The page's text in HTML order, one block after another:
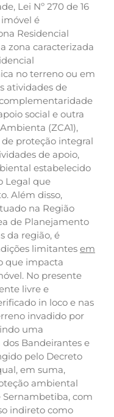
Lei Nº 270 de 16
é
Residencial
zona caracterizada
no terreno ou em
atividades de
social e outra
(ZCA1),
proteção integral
de apoio,
estabelecido
Legal que
Além disso,
na Região
de Planejamento
da região, é
limitantes em
que impacta
No presente
livre e
in loco e nas
invadido por
uma
Bandeirantes e
pelo Decreto
em suma,
ambiental
Sernambetiba, com
indireto como